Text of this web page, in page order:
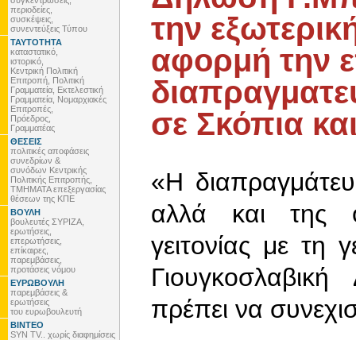
περιοδείες,
συσκέψεις,
συνεντεύξεις Τύπου
ΤΑΥΤΟΤΗΤΑ
καταστατικό,
ιστορικό,
Κεντρική Πολιτική
Επιτροπή, Πολιτική
Γραμματεία, Εκτελεστική
Γραμματεία, Νομαρχιακές
Επιτροπές,
Πρόεδρος,
Γραμματέας
ΘΕΣΕΙΣ
πολιτικές αποφάσεις
συνεδρίων &
συνόδων Κεντρικής
Πολιτικής Επιτροπής,
ΤΜΗΜΑΤΑ επεξεργασίας
θέσεων της ΚΠΕ
ΒΟΥΛΗ
βουλευτές ΣΥΡΙΖΑ,
ερωτήσεις,
επερωτήσεις,
επίκαιρες,
παρεμβάσεις,
προτάσεις νόμου
ΕΥΡΩΒΟΥΛΗ
παρεμβάσεις &
ερωτήσεις
του ευρωβουλευτή
ΒΙΝΤΕΟ
SYN TV.. χωρίς διαφημίσεις
την
αφορμή την
σε Σκόπια
«Η
αλλά και της
γειτονίας με τη
πρέπει να